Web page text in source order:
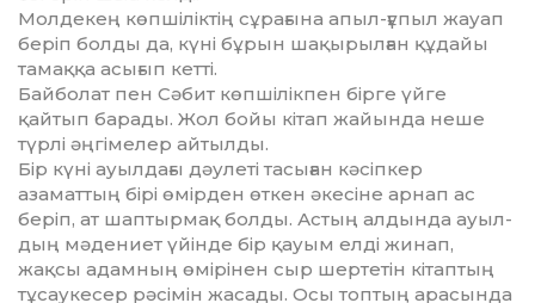
Молдекең көпшіліктің сұрағына апыл-ғұпыл жауап
беріп болды да, күні бұрын шақырылған құдайы
та­маққа асығып кетті.
Байболат пен Сәбит көп­шіл­ік­пен бірге үйге
қайтып барады. Жол бойы кітап жайында неше
түрлі әң­гі­мелер айтылды.
Бір күні ауылдағы дәулеті тасы­ған кәсіпкер
азаматтың бірі өмірден өт­кен әкесіне арнап ас
беріп, ат шап­тырмақ болды. Астың алдында ауыл­
дың мәдениет үйінде бір қауым ел­ді жинап,
жақсы адамның өмірі­нен сыр шертетін кітаптың
тұсауке­сер рәсімін жасады. Осы топтың ара­сында